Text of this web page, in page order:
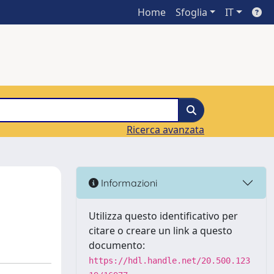
Home Sfoglia IT
Ricerca avanzata
Informazioni
Utilizza questo identificativo per
citare o creare un link a questo
documento:
https://hdl.handle.net/20.500.123